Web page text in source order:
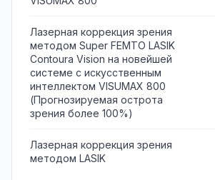
Лазерная коррекция зрения
методом Super FEMTO LASIK
Contoura Vision на новейшей
системе с искусственным
интеллектом VISUMAX 800
(Прогнозируемая острота
зрения более 100%)
Лазерная коррекция зрения
методом LASIK